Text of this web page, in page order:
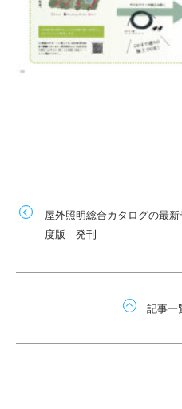
屋外照明総合カタログの最
度版 発刊
記事一